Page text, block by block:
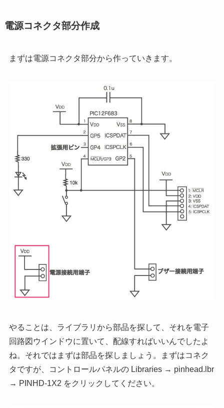
電源コネクタ部分作成
まずは電源コネクタ部分から作っていきます。
やることは、ライブラリから部品を探して、それを電子
回路図ウインドウに置いて、配線すればいいんでしたよ
ね。それではまずは部品を探しましょう。まずはコネク
タですが、コントロールパネルの Libraries → pinhead.lbr
→ PINHD-1X2 をクリックしてください。